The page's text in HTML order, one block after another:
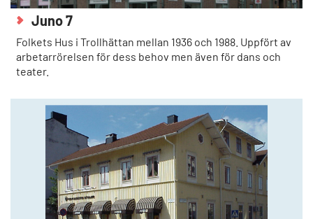
Juno 7
Folkets Hus i Trollhättan mellan 1936 och 1988. Uppfört av
arbetarrörelsen för dess behov men även för dans och
teater.